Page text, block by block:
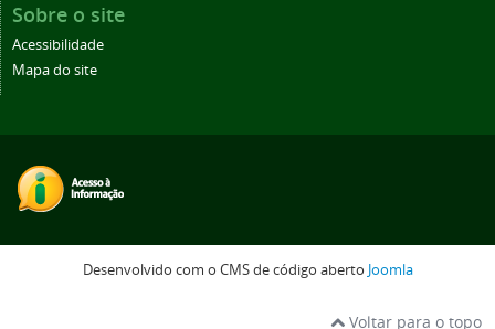
Sobre o site
Acessibilidade
Mapa do site
Desenvolvido com o CMS de código aberto Joomla
Voltar para o topo